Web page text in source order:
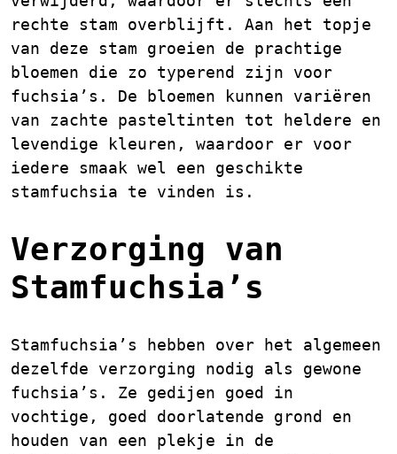
rechte stam overblijft. Aan het topje
van deze stam groeien de prachtige
bloemen die zo typerend zijn voor
fuchsia’s. De bloemen kunnen variëren
van zachte pasteltinten tot heldere en
levendige kleuren, waardoor er voor
iedere smaak wel een geschikte
stamfuchsia te vinden is.
Verzorging van
Stamfuchsia’s
Stamfuchsia’s hebben over het algemeen
dezelfde verzorging nodig als gewone
fuchsia’s. Ze gedijen goed in
vochtige, goed doorlatende grond en
houden van een plekje in de